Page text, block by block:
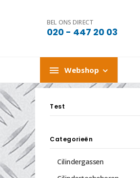
BEL ONS DIRECT
020 - 447 20 03
Webshop
Test
Categorieën
Cilindergassen